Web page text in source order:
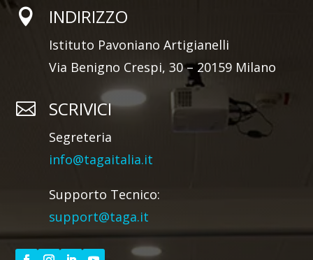
 INDIRIZZO
Istituto Pavoniano Artigianelli
Via Benigno Crespi, 30 – 20159 Milano
 SCRIVICI
Segreteria
info@tagaitalia.it
Supporto Tecnico:
support@taga.it